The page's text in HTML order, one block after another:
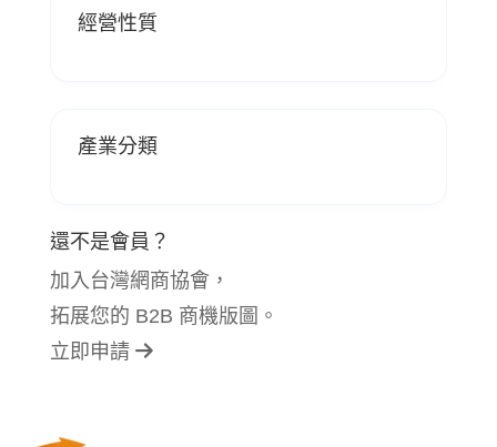
經營性質
產業分類
還不是會員？
加入台灣網商協會，
拓展您的 B2B 商機版圖。
立即申請